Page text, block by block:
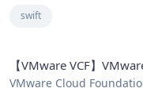
swift
【VMware VCF】
VMware Cloud